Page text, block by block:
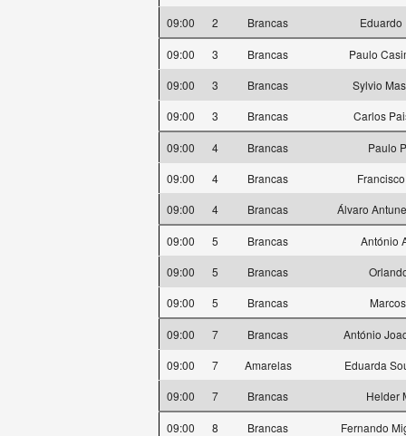
09:00
2 Brancas Eduardo
09:00 3 Brancas
Paulo
09:00
3 Brancas
Sylvio
09:00
3 Brancas Carlos
09:00 4 Brancas
Paulo
09:00
4 Brancas
09:00
4 Brancas Álvaro
09:00 5 Brancas
António
09:00
5 Brancas
09:00
5 Brancas
09:00 7 Brancas
António
09:00
7 Amarelas
Eduarda
09:00
7 Brancas Helder
09:00 8 Brancas
Fernando